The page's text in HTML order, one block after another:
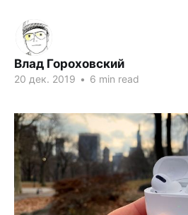
Влад Гороховский
20 дек. 2019 • 6 min read